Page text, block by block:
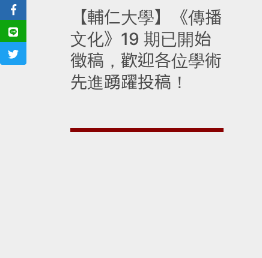
【輔仁大學】《傳播
文化》19 期已開始
徵稿，歡迎各位學術
先進踴躍投稿！